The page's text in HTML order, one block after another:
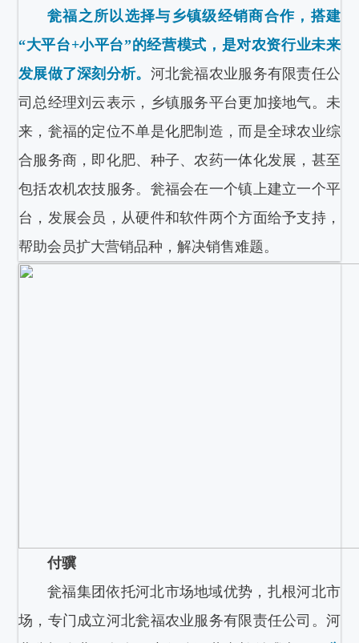
瓮福之所以选择与乡镇级经销商合作，搭建
“大平台+小平台”的经营模式，是对农资行业未来
发展做了深刻分析。 河北瓮福农业服务有限责任公
司总经理刘云表示，乡镇服务平台更加接地气。未
来，瓮福的定位不单是化肥制造，而是全球农业综
合服务商，即化肥、种子、农药一体化发展，甚至
包括农机农技服务。瓮福会在一个镇上建立一个平
台，发展会员，从硬件和软件两个方面给予支持，
帮助会员扩大营销品种，解决销售难题。
付骥
瓮福集团依托河北市场地域优势，扎根河北市
场，专门成立河北瓮福农业服务有限责任公司。河